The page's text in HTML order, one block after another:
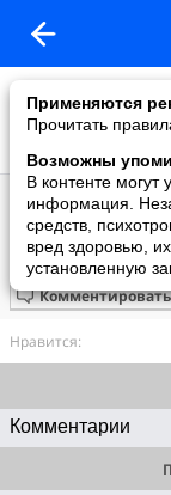
Применяются
Прочитать
Возможны
В контенте могут
информация.
средств,
вред здоровью,
установленную
Ольга
добавила
28.10.2008
работа с наклейками
Комментировать
Нравится:
Комментарии